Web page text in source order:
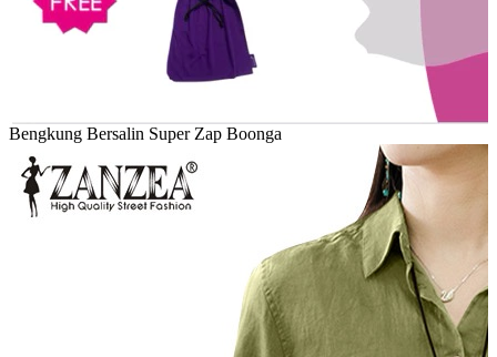
Bengkung Bersalin Super Zap Boonga